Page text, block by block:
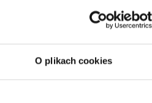
O plikach cookies